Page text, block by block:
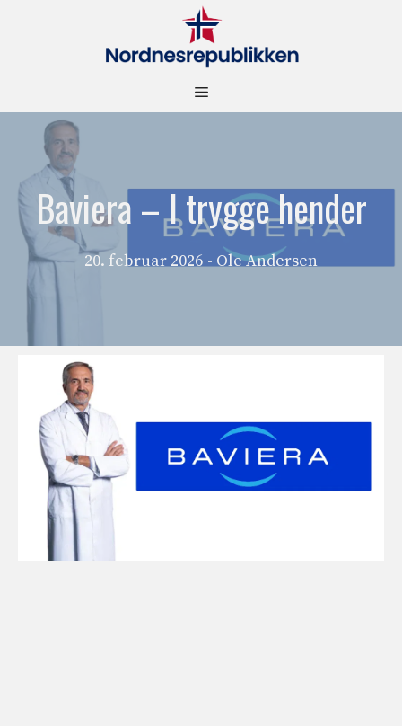
Meny
Baviera – I trygge hender
20. februar 2026 - Ole Andersen